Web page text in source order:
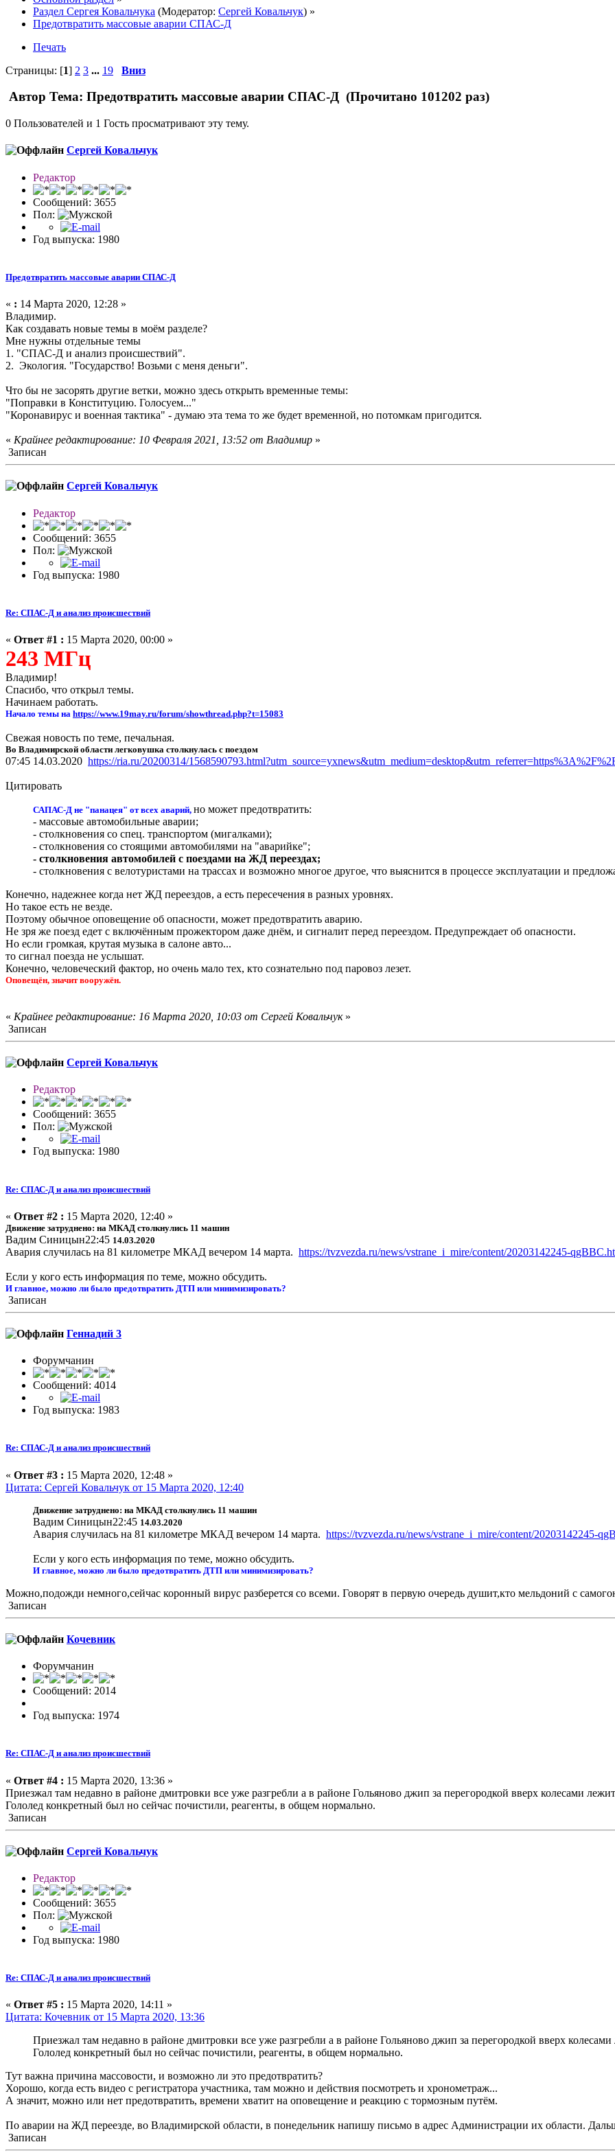
Раздел Сергея Ковальчука (Модератор: Сергей Ковальчук) »
Предотвратить массовые аварии СПАС-Д
Печать
Страницы: [1] 2 3 ... 19 Вниз
Автор Тема: Предотвратить массовые аварии СПАС-Д (Прочитано 101202 раз)
0 Пользователей и 1 Гость просматривают эту тему.
Сергей Ковальчук
Редактор
Сообщений: 3655
Пол:
Год выпуска: 1980
Предотвратить массовые аварии СПАС-Д
« : 14 Марта 2020, 12:28 »
Владимир.
Как создавать новые темы в моём разделе?
Мне нужны отдельные темы
1. "СПАС-Д и анализ происшествий".
2. Экология. "Государство! Возьми с меня деньги".
Что бы не засорять другие ветки, можно здесь открыть временные темы:
"Поправки в Конституцию. Голосуем..."
"Коронавирус и военная тактика" - думаю эта тема то же будет временной, но потомкам пригодится.
« Крайнее редактирование: 10 Февраля 2021, 13:52 от Влaдимир »
Записан
Сергей Ковальчук
Редактор
Сообщений: 3655
Пол:
Год выпуска: 1980
Re: СПАС-Д и анализ происшествий
« Ответ #1 : 15 Марта 2020, 00:00 »
243 МГц
Владимир!
Спасибо, что открыл темы.
Начинаем работать.
Начало темы на https://www.19may.ru/forum/showthread.php?t=15083
Свежая новость по теме, печальная.
Во Владимирской области легковушка столкнулась с поездом
07:45 14.03.2020 https://ria.ru/20200314/
Цитировать
САПАС-Д не "панацея" от всех аварий, но может предотвратить:
- массовые автомобильные аварии;
- столкновения со спец. транспортом (мигалками);
- столкновения со стоящими автомобилями на "аварийке";
- столкновения автомобилей с поездами на ЖД переездах;
- столкновения с велотуристами на трассах и возможно многое другое, что выяснится в процессе эксплуатации и
Конечно, надежнее когда нет ЖД переездов, а есть пересечения в разных уровнях.
Но такое есть не везде.
Поэтому обычное оповещение об опасности, может предотвратить аварию.
Не зря же поезд едет с включённым прожектором даже днём, и сигналит перед переездом. Предупреждает об опасности.
Но если громкая, крутая музыка в салоне авто...
то сигнал поезда не услышат.
Конечно, человеческий фактор, но очень мало тех, кто сознательно под паровоз лезет.
Оповещён, значит вооружён.
« Крайнее редактирование: 16 Марта 2020, 10:03 от Сергей Ковальчук»
Записан
Сергей Ковальчук
Редактор
Сообщений: 3655
Пол:
Год выпуска: 1980
Re: СПАС-Д и анализ происшествий
« Ответ #2 : 15 Марта 2020, 12:40 »
Движение затруднено: на МКАД столкнулись 11 машин
Вадим Синицын22:45 14.03.2020
Авария случилась на 81 километре МКАД вечером 14 марта. https://tvzvezda.ru/news/vstrane_i_mire/content/20203142245-
Если у кого есть информация по теме, можно обсудить.
И главное, можно ли было предотвратить ДТП или минимизировать?
Записан
Геннадий 3
Форумчанин
Сообщений: 4014
Год выпуска: 1983
Re: СПАС-Д и анализ происшествий
« Ответ #3 : 15 Марта 2020, 12:48 »
Цитата: Сергей Ковальчук от 15 Марта 2020, 12:40
Движение затруднено: на МКАД столкнулись 11 машин
Вадим Синицын22:45 14.03.2020
Авария случилась на 81 километре МКАД вечером 14 марта. https://tvzvezda.ru/news/vstrane_i_mire/content/20203142245-
Если у кого есть информация по теме, можно обсудить.
И главное, можно ли было предотвратить ДТП или минимизировать?
Можно,подожди немного,сейчас коронный вирус разберется со всеми. Говорят в первую очередь душит,кто мельдоний с
Записан
Кочевник
Форумчанин
Сообщений: 2014
Год выпуска: 1974
Re: СПАС-Д и анализ происшествий
« Ответ #4 : 15 Марта 2020, 13:36 »
Приезжал там недавно в районе дмитровки все уже разгребли а в районе Гольяново джип за перегородкой вверх колесами
Гололед конкретный был но сейчас почистили, реагенты, в общем нормально.
Записан
Сергей Ковальчук
Редактор
Сообщений: 3655
Пол:
Год выпуска: 1980
Re: СПАС-Д и анализ происшествий
« Ответ #5 : 15 Марта 2020, 14:11 »
Цитата: Кочевник от 15 Марта 2020, 13:36
Приезжал там недавно в районе дмитровки все уже разгребли а в районе Гольяново джип за перегородкой вверх колесами
Гололед конкретный был но сейчас почистили, реагенты, в общем нормально.
Тут важна причина массовости, и возможно ли это предотвратить?
Хорошо, когда есть видео с регистратора участника, там можно и действия посмотреть и хронометраж...
А значит, можно или нет предотвратить, времени хватит на оповещение и реакцию с тормозным путём.
По аварии на ЖД переезде, во Владимирской области, в понедельник напишу письмо в адрес Администрации их области.
Записан